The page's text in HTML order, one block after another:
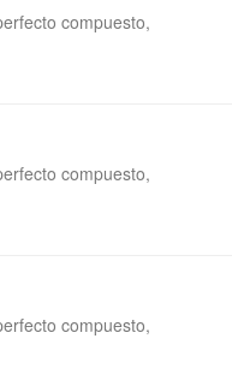
compuesto,
compuesto,
compuesto,